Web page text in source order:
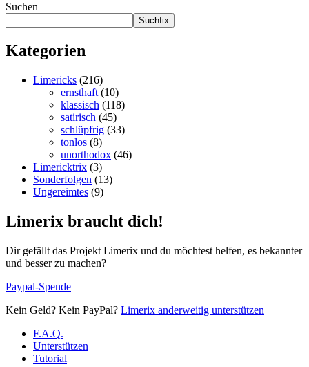
Suchen
Suchfix
Kategorien
Limericks (216)
ernsthaft (10)
klassisch (118)
satirisch (45)
schlüpfrig (33)
tonlos (8)
unorthodox (46)
Limericktrix (3)
Sonderfolgen (13)
Ungereimtes (9)
Limerix braucht dich!
Dir gefällt das Projekt Limerix und du möchtest helfen, es bekannter
und besser zu machen?
Paypal-Spende
Kein Geld? Kein PayPal? Limerix anderweitig unterstützen
F.A.Q.
Unterstützen
Tutorial